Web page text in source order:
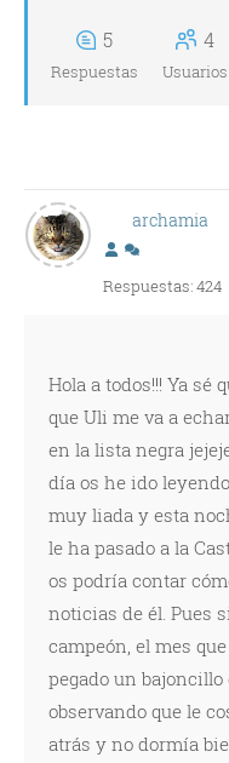
5
Respuestas
4
Usuarios
archamia
Respuestas: 424
Hola a todos!!! Ya
que Uli me va a
en la lista negra
día os he ido
muy liada y esta
le ha pasado a la
os podría contar
noticias de él. Pues
campeón, el mes
pegado un bajoncillo
observando que le
atrás y no dormía